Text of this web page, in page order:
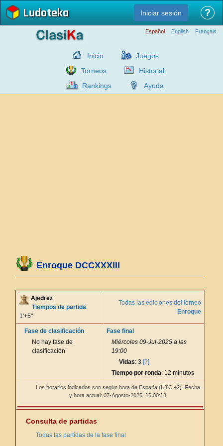
Ludoteka Iniciar sesión ?
Español English Français
Inicio
Juegos
Torneos
Historial
Rankings
Ayuda
Enroque DCCXXXIII
Ajedrez
Tiempos de partida:
1'+5"
Todas las ediciones del torneo
Enroque
Fase de clasificación
No hay fase de
clasificación
Fase final
Miércoles 09-Jul-2025 a las
19:00
Vidas: 3 [?]
Tiempo por ronda: 12 minutos
Los horarios indicados son según hora de España (UTC +2). Fecha
y hora actual: 07-Agosto-2026, 16:00:18
Consulta de partidas
Todas las partidas de la fase final